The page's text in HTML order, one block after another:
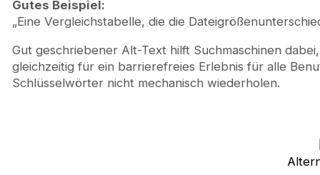
Gutes Beispiel:
„Eine Vergleichstabelle, die die
Gut geschriebener Alt-Text hilft Suchmaschinen
gleichzeitig für ein barrierefreies Erlebnis für alle
Schlüsselwörter nicht mechanisch wiederholen.